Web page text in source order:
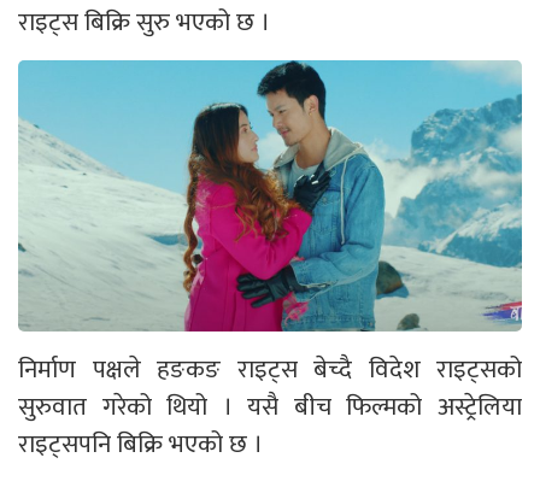
राइट्स बिक्रि सुरु भएको छ ।
निर्माण पक्षले हङकङ राइट्स बेच्दै विदेश राइट्सको
सुरुवात गरेको थियो । यसै बीच फिल्मको अस्ट्रेलिया
राइट्सपनि बिक्रि भएको छ ।